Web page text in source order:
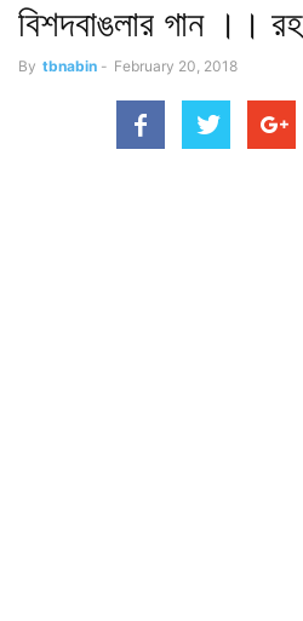
বিশদবাঙলার গান ।।
By tbnabin - February 20, 2018